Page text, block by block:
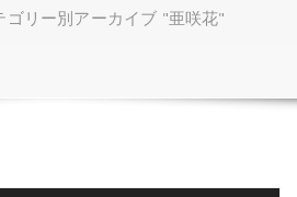
ゴリー別アーカイブ "亜咲花"